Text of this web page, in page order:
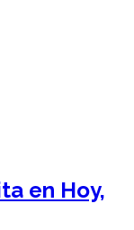
en Hoy,